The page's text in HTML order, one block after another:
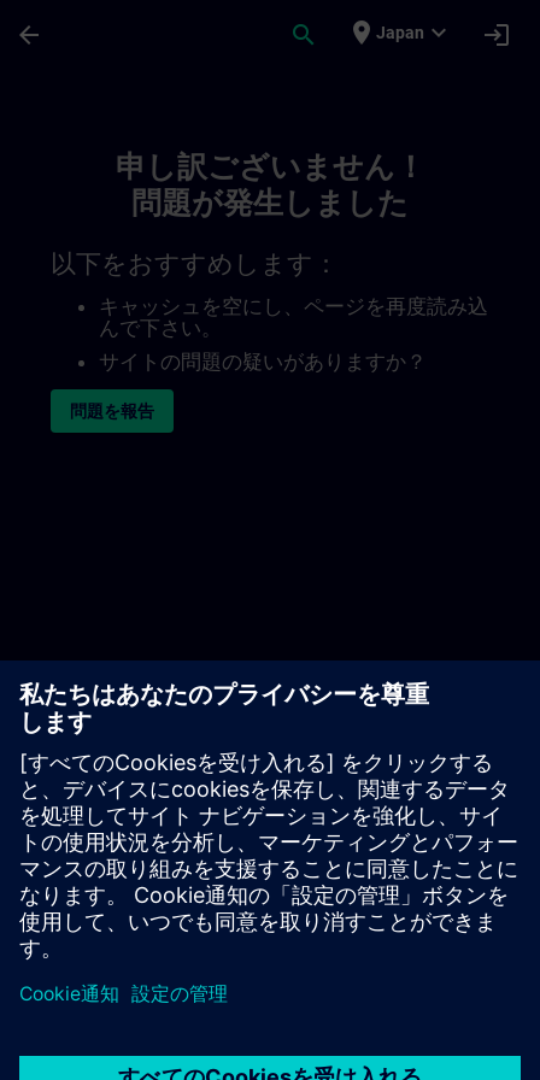
arrow_back search place Japan expand_more login
申し訳ございません！
問題が発生しました
以下をおすすめします：
キャッシュを空にし、ページを再度読み込
んで下さい。
サイトの問題の疑いがありますか？
問題を報告